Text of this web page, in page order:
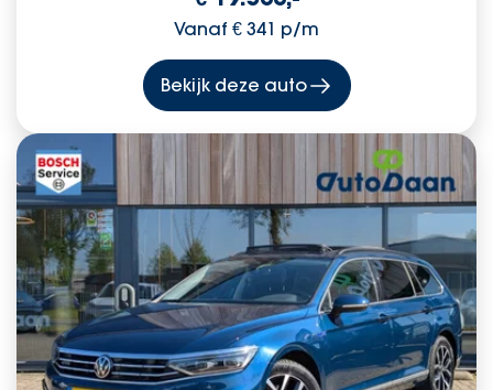
Vanaf € 341 p/m
Bekijk deze auto